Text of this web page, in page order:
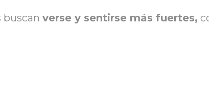
buscan verse y sentirse más fuertes,